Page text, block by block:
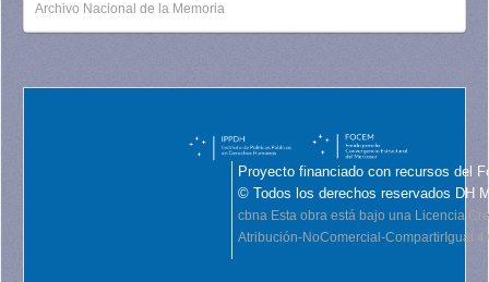
Archivo Nacional de la Memoria
Proyecto financiado con recursos del
© Todos los derechos reservados DH
cbna Esta obra está bajo una Licencia
Atribución-NoComercial-CompartirIgual